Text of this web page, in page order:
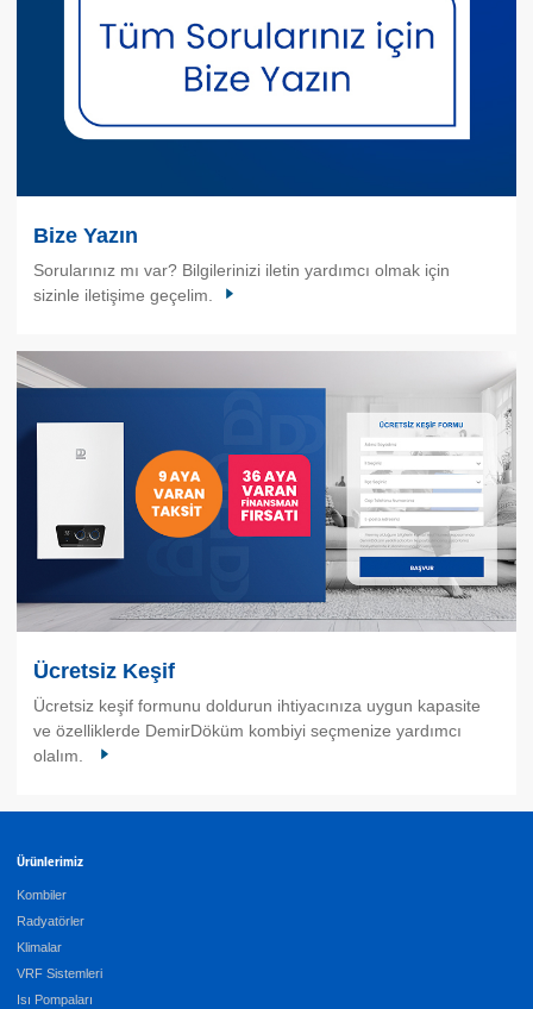
Bize Yazın
Sorularınız mı var? Bilgilerinizi iletin yardımcı olmak için
sizinle iletişime geçelim.
Ücretsiz Keşif
Ücretsiz keşif formunu doldurun ihtiyacınıza uygun kapasite
ve özelliklerde DemirDöküm kombiyi seçmenize yardımcı
olalım.
Ürünlerimiz
Kombiler
Radyatörler
Klimalar
VRF Sistemleri
Isı Pompaları